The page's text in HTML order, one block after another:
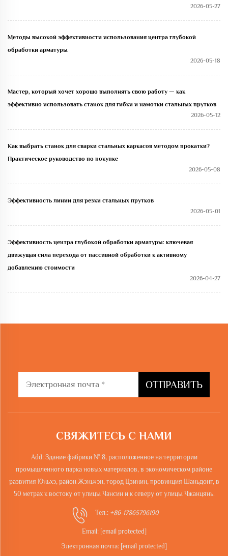
2026-05-27
Методы высокой эффективности использования центра глубокой
обработки арматуры
2026-05-18
Мастер, который хочет хорошо выполнять свою работу — как
эффективно использовать станок для гибки и намотки стальных прутков
2026-05-12
Как выбрать станок для сварки стальных каркасов методом прокатки?
Практическое руководство по покупке
2026-05-08
Эффективность линии для резки стальных прутков
2026-05-01
Эффективность центра глубокой обработки арматуры: ключевая
движущая сила перехода от пассивной обработки к активному
добавлению стоимости
2026-04-27
ОТПРАВИТЬ
СВЯЖИТЕСЬ С НАМИ
Add: Здание фабрики № 8, расположенное на территории
промышленного парка новых материалов, в экономическом районе
развития Юньхэ, район Жэньчэн, город Цзинин, провинция Шаньдонг, в
50 метрах к востоку от улицы Чансин и к северу от улицы Чжанцянь.
Тел.: +86-17865796190
Email: [email protected]
Электронная почта: [email protected]